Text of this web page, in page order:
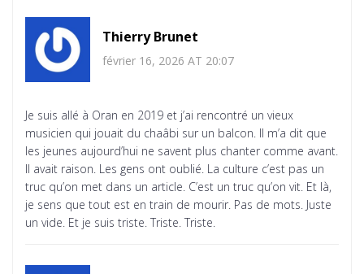
Thierry Brunet
février 16, 2026 AT 20:07
Je suis allé à Oran en 2019 et j’ai rencontré un vieux
musicien qui jouait du chaâbi sur un balcon. Il m’a dit que
les jeunes aujourd’hui ne savent plus chanter comme avant.
Il avait raison. Les gens ont oublié. La culture c’est pas un
truc qu’on met dans un article. C’est un truc qu’on vit. Et là,
je sens que tout est en train de mourir. Pas de mots. Juste
un vide. Et je suis triste. Triste. Triste.